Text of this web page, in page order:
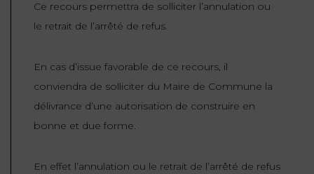
Ce recours permettra de solliciter l’annulation ou
le retrait de l’arrêté de refus.
En cas d’issue favorable de ce recours, il
conviendra de solliciter du Maire de Commune la
délivrance d’une autorisation de construire en
bonne et due forme.
En effet l’annulation ou le retrait de l’arrêté de refus